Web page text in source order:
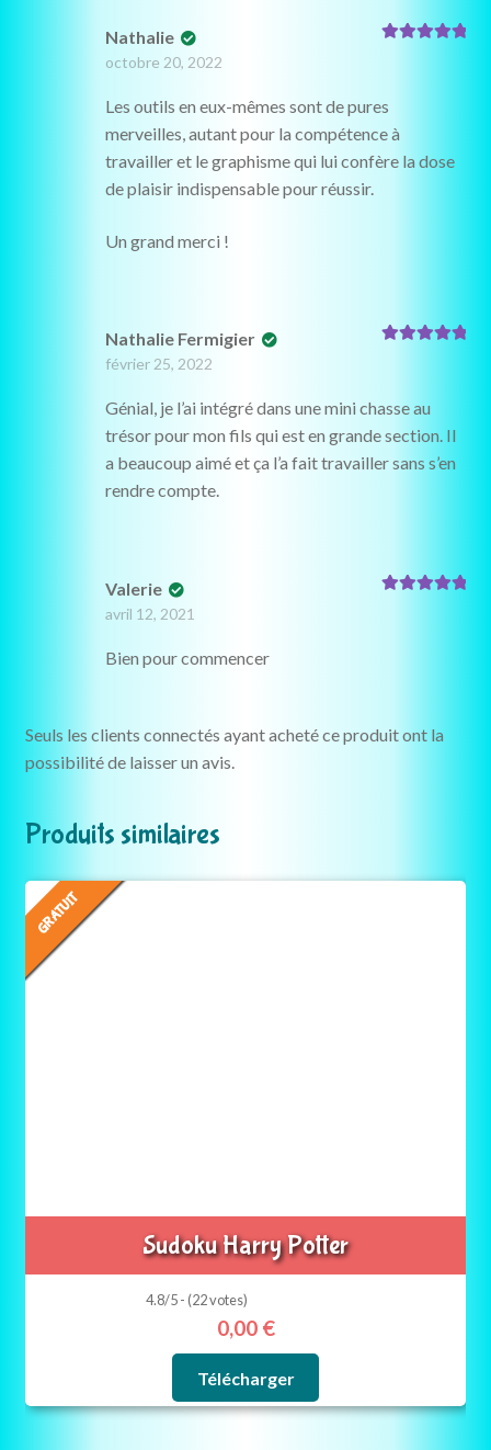
Nathalie
octobre 20, 2022
Les outils en eux-mêmes sont de pures
merveilles, autant pour la compétence à
travailler et le graphisme qui lui confère la dose
de plaisir indispensable pour réussir.
Un grand merci !
Nathalie Fermigier
février 25, 2022
Génial, je l’ai intégré dans une mini chasse au
trésor pour mon fils qui est en grande section. Il
a beaucoup aimé et ça l’a fait travailler sans s’en
rendre compte.
Valerie
avril 12, 2021
Bien pour commencer
Seuls les clients connectés ayant acheté ce produit ont la
possibilité de laisser un avis.
Produits similaires
GRATUIT
Sudoku Harry Potter
4.8/5 - (22 votes)
0,00 €
Télécharger